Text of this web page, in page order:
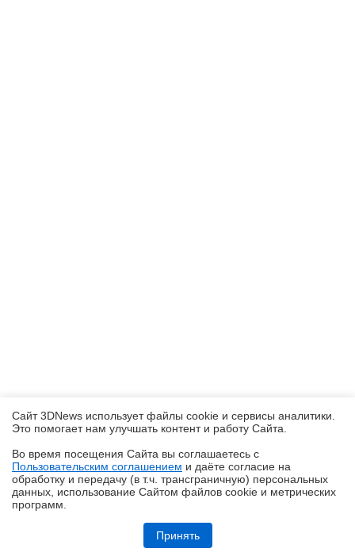
Обзор ультрабука ASUS Zenbook A16 (UX3607OA) с Copilot+ PC: ИИ
Сайт 3DNews использует файлы cookie и сервисы аналитики.
Это помогает нам улучшать контент и работу Cайта.
Во время посещения Cайта вы соглашаетесь с
Пользовательским соглашением и даёте согласие на
обработку и передачу (в т.ч. трансграничную) персональных
данных, использование Cайтом файлов cookie и метрических
программ.
Принять